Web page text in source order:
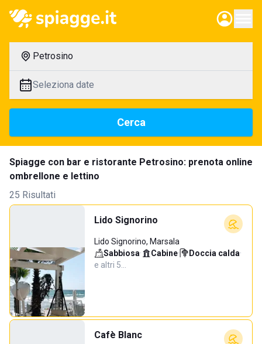
Petrosino
Seleziona date
Cerca
Spiagge con bar e ristorante Petrosino: prenota online
ombrellone e lettino
25 Risultati
Lido Signorino
Lido Signorino, Marsala
Sabbiosa· Cabine· Doccia calda·
e altri 5…
Cafè Blanc